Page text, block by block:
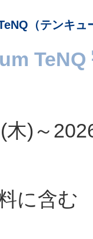
（テンキュ
)～
に含む